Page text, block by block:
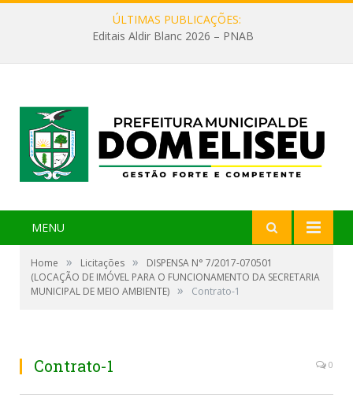
ÚLTIMAS PUBLICAÇÕES:
Editais Aldir Blanc 2026 – PNAB
MENU
Home » Licitações »
DISPENSA N° 7/2017-070501
(LOCAÇÃO DE IMÓVEL PARA O FUNCIONAMENTO DA SECRETARIA
MUNICIPAL DE MEIO AMBIENTE) » Contrato-1
Contrato-1 0